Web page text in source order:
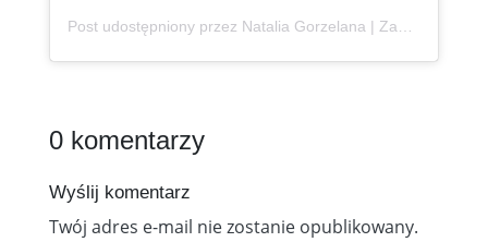
0 komentarzy
Wyślij komentarz
Twój adres e-mail nie zostanie opublikowany.